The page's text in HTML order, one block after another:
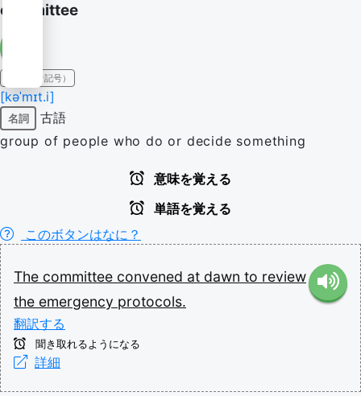
committee
IPA（発音記号）
[kəˈmɪt.i]
名詞
古語
group of people who do or decide something
意味を覚える
単語を覚える
このボタンはなに？
The committee convened at dawn to review
the emergency protocols.
翻訳する
聞き取れるようになる
詳細